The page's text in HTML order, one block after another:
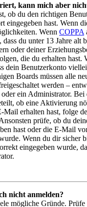
kann mich aber
ob du den richtigen
eingegeben hast. Wenn
Wenn COPPA
dass du unter 13 Jahre alt
oder deiner
die du erhalten hast.
dein Benutzerkonto
Boards müssen alle
werden –
oder ein Administrator.
ob eine Aktivierung
Mail erhalten hast, folge
prüfe, ob du
hast oder die E-Mail
Wenn du dir sicher
eingegeben wurde,
nicht anmelden?
mögliche Gründe. Prüfe